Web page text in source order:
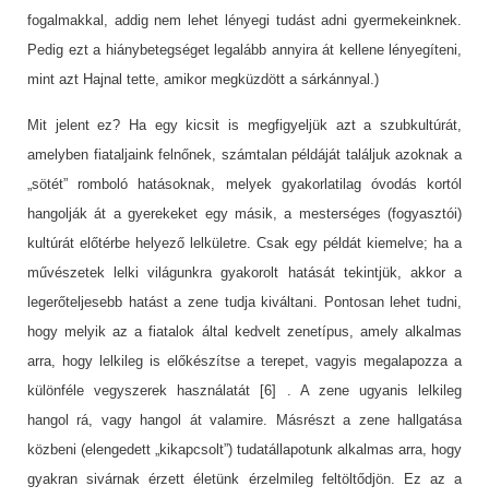
fogalmakkal, addig nem lehet lényegi tudást adni gyermekeinknek.
Pedig ezt a hiánybetegséget legalább annyira át kellene lényegíteni,
mint azt Hajnal tette, amikor megküzdött a sárkánnyal.)
Mit jelent ez? Ha egy kicsit is megfigyeljük azt a szubkultúrát,
amelyben fiataljaink felnőnek, számtalan példáját találjuk azoknak a
„sötét” romboló hatásoknak, melyek gyakorlatilag óvodás kortól
hangolják át a gyerekeket egy másik, a mesterséges (fogyasztói)
kultúrát előtérbe helyező lelkületre. Csak egy példát kiemelve; ha a
művészetek lelki világunkra gyakorolt hatását tekintjük, akkor a
legerőteljesebb hatást a zene tudja kiváltani. Pontosan lehet tudni,
hogy melyik az a fiatalok által kedvelt zenetípus, amely alkalmas
arra, hogy lelkileg is előkészítse a terepet, vagyis megalapozza a
különféle vegyszerek használatát [6] . A zene ugyanis lelkileg
hangol rá, vagy hangol át valamire. Másrészt a zene hallgatása
közbeni (elengedett „kikapcsolt”) tudatállapotunk alkalmas arra, hogy
gyakran sivárnak érzett életünk érzelmileg feltöltődjön. Ez az a